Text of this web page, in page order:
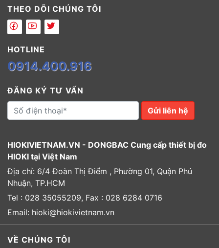
THEO DÕI CHÚNG TÔI
HOTLINE
0914.400.916
ĐĂNG KÝ TƯ VẤN
Gửi liên hệ
HIOKIVIETNAM.VN - DONGBAC Cung cấp thiết bị đo
HIOKI tại Việt Nam
Địa chỉ: 6/4 Đoàn Thị Điểm , Phường 01, Quận Phú
Nhuận, TP.HCM
Tel : 028 35055209, Fax : 028 6284 0716
Email: hioki@hiokivietnam.vn
VỀ CHÚNG TÔI